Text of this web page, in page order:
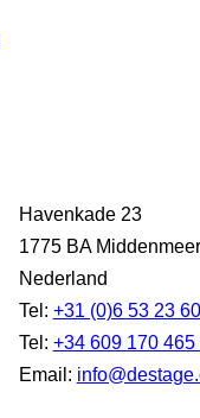
Havenkade 23
1775 BA Middenmeer
Nederland
Tel: +31 (0)6 53 23
Tel: +34 609 170 465
Email: